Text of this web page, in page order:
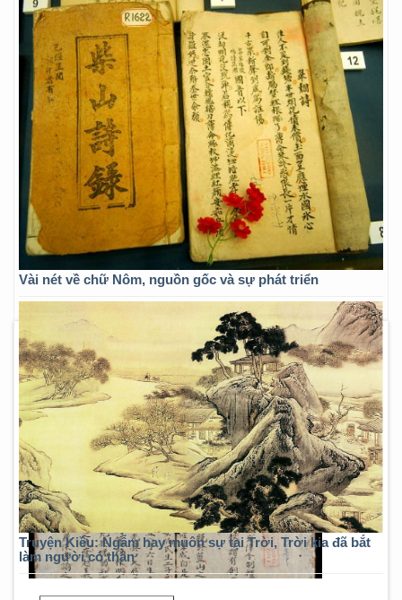
Vài nét về chữ Nôm, nguồn gốc và sự phát triển
Truyện Kiều: Ngẫm hay muôn sự tại Trời, Trời kia đã bắt
làm người có thân